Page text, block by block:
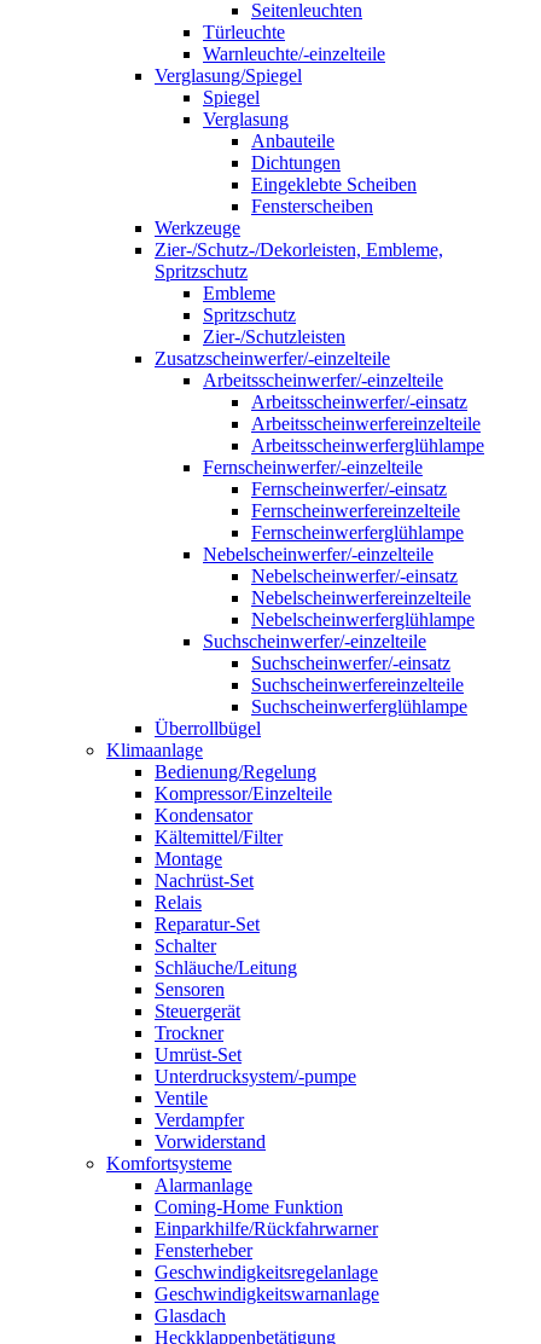
Seitenleuchten
Türleuchte
Warnleuchte/-einzelteile
Verglasung/Spiegel
Spiegel
Verglasung
Anbauteile
Dichtungen
Eingeklebte Scheiben
Fensterscheiben
Werkzeuge
Zier-/Schutz-/Dekorleisten, Embleme,
Spritzschutz
Embleme
Spritzschutz
Zier-/Schutzleisten
Zusatzscheinwerfer/-einzelteile
Arbeitsscheinwerfer/-einzelteile
Arbeitsscheinwerfer/-einsatz
Arbeitsscheinwerfereinzelteile
Arbeitsscheinwerferglühlampe
Fernscheinwerfer/-einzelteile
Fernscheinwerfer/-einsatz
Fernscheinwerfereinzelteile
Fernscheinwerferglühlampe
Nebelscheinwerfer/-einzelteile
Nebelscheinwerfer/-einsatz
Nebelscheinwerfereinzelteile
Nebelscheinwerferglühlampe
Suchscheinwerfer/-einzelteile
Suchscheinwerfer/-einsatz
Suchscheinwerfereinzelteile
Suchscheinwerferglühlampe
Überrollbügel
Klimaanlage
Bedienung/Regelung
Kompressor/Einzelteile
Kondensator
Kältemittel/Filter
Montage
Nachrüst-Set
Relais
Reparatur-Set
Schalter
Schläuche/Leitung
Sensoren
Steuergerät
Trockner
Umrüst-Set
Unterdrucksystem/-pumpe
Ventile
Verdampfer
Vorwiderstand
Komfortsysteme
Alarmanlage
Coming-Home Funktion
Einparkhilfe/Rückfahrwarner
Fensterheber
Geschwindigkeitsregelanlage
Geschwindigkeitswarnanlage
Glasdach
Heckklappenbetätigung